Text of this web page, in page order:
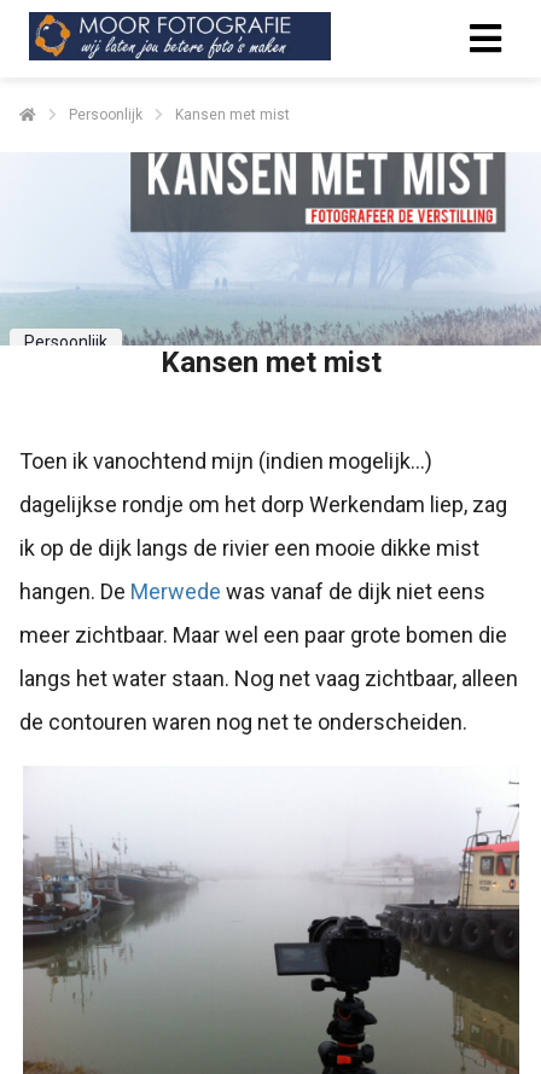
Persoonlijk Kansen met mist
Persoonlijk
Kansen met mist
Toen ik vanochtend mijn (indien mogelijk...)
dagelijkse rondje om het dorp Werkendam liep, zag
ik op de dijk langs de rivier een mooie dikke mist
hangen. De Merwede was vanaf de dijk niet eens
meer zichtbaar. Maar wel een paar grote bomen die
langs het water staan. Nog net vaag zichtbaar, alleen
de contouren waren nog net te onderscheiden.